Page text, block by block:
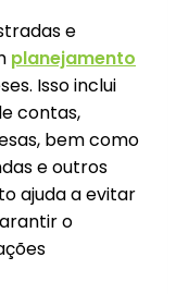
e
planejamento
Isso inclui
contas,
bem como
e outros
ajuda a evitar
o